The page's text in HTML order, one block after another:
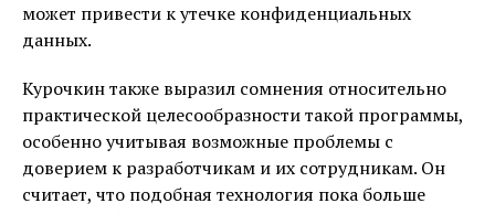
может привести к утечке конфиденциальных
данных.
Курочкин также выразил сомнения относительно
практической целесообразности такой программы,
особенно учитывая возможные проблемы с
доверием к разработчикам и их сотрудникам. Он
считает, что подобная технология пока больше